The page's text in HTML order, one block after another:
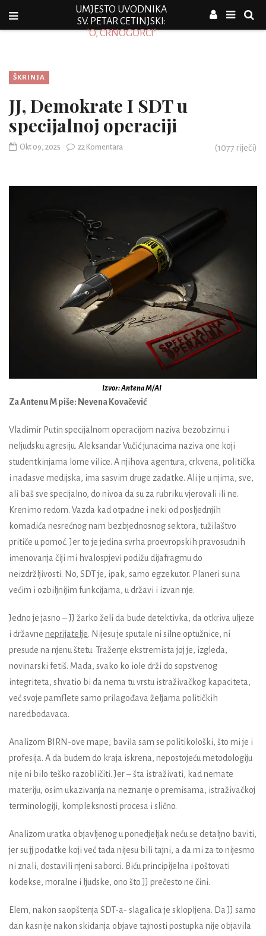
UMJESTO UVODNIKA
SV. PETAR CETINJSKI:
"O, CRNOGORCI"
ŠKRINJA
JJ, Demokrate I SDT u
specijalnoj operaciji
Okt 09, 2025 22 Komentara (1077 riječi)
Izvor: Antena M/AI
Za Antenu M piše: Nevena Kovačević
Vladimir Putin specijalnom operacijom naziva bezobzirnu i
neljudsku agresiju. Aleksandar Vučić junacima naziva one koji
studentkinjama lome vilice. A njihova agentura, crkvena, politička
i nadasve medijska, ima sasvim druge zadatke. Ali je u njima, sve,
ali baš sve specijalno, do nivoa da su za rubriku vjerovali ili ne.
Krenimo redom. Vazda kad otpadne i neki od posljednjih
komadića nesrećnog nam bezbjednosnog sektora, tužilaštvo
pritiče u pomoć. Jer to je jedina svrha proevropskih pravosudnih
imenovanja čiji mi hvalospjevi podižu dijafragmu do
neizdržljivosti. No, SDT je, ipak, samo egzekutor. Planeri su na
većim i ozbiljnijim funkcijama, u državi i izvan nje.
Jedno je jasno – JJ žarko želi da bude detektivka, da otkriva uljeze
i državne neprijatelje. Nijesu je sputale ni silne optužnice, ni
presude na njenu štetu. Traženje ekstremista joj je, izgleda,
novinarski fetiš. Mada, svako ko iole drži do sopstvenog
integriteta, shvatio bi da nema tu vrstu istraživačkog kapaciteta,
već svoje pamflete samo prilagođava željama političkih
naredbodavaca.
Analizom BIRN-ove mape, bavila sam se politikološki, što mi je i
profesija. A da budem do kraja iskrena, nepostojeću metodologiju
nije ni bilo teško razobličiti. Jer – šta istraživati, kad nemate
materiju, osim ukazivanja na neznanje o premisama, istraživačkoj
terminologiji, kompleksnosti procesa i slično.
Analizom uratka objavljenog u ponedjeljak neću se detaljno baviti,
jer su jj podatke koji već tada nijesu bili tajni, a da mi za to nijesmo
ni znali, dostavili njeni saborci. Biću principijelna i poštovati
kodekse, moralne i ljudske, ono što JJ prečesto ne čini.
Elem, nakon saopštenja SDT-a- slagalica je sklopljena. Da JJ samo
dan kasnije nakon skidanja objave tajnosti postupka nije objavila